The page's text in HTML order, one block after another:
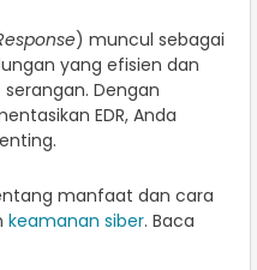
) muncul sebagai
yang efisien dan
Dengan
EDR, Anda
manfaat dan cara
keamanan siber. Baca